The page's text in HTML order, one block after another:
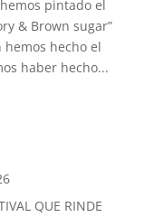
pintado el
& Brown sugar”
hemos hecho el
haber hecho...
QUE RINDE